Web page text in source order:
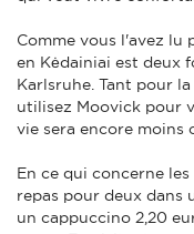
Comme vous l'avez lu
en Kėdainiai est deux
Karlsruhe. Tant pour
utilisez Moovick pour
vie sera encore moins
En ce qui concerne
repas pour deux dans
un cappuccino 2,20